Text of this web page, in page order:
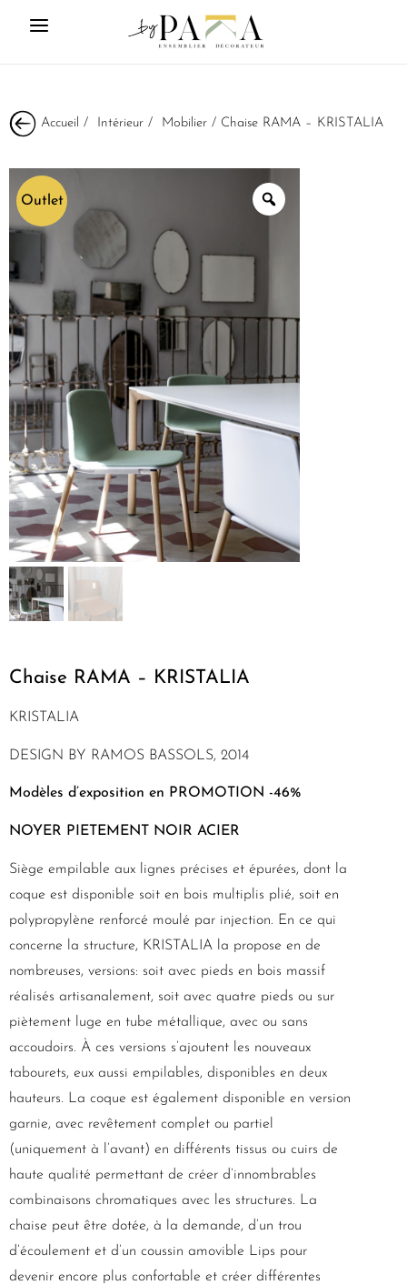
Accueil / Intérieur / Mobilier / Chaise RAMA – KRISTALIA
Outlet
Chaise RAMA – KRISTALIA
KRISTALIA
DESIGN BY RAMOS BASSOLS, 2014
Modèles d’exposition en PROMOTION -46%
NOYER PIETEMENT NOIR ACIER
Siège empilable aux lignes précises et épurées, dont la
coque est disponible soit en bois multiplis plié, soit en
polypropylène renforcé moulé par injection. En ce qui
concerne la structure, KRISTALIA la propose en de
nombreuses, versions: soit avec pieds en bois massif
réalisés artisanalement, soit avec quatre pieds ou sur
piètement luge en tube métallique, avec ou sans
accoudoirs. À ces versions s’ajoutent les nouveaux
tabourets, eux aussi empilables, disponibles en deux
hauteurs. La coque est également disponible en version
garnie, avec revêtement complet ou partiel
(uniquement à l’avant) en différents tissus ou cuirs de
haute qualité permettant de créer d’innombrables
combinaisons chromatiques avec les structures. La
chaise peut être dotée, à la demande, d’un trou
d’écoulement et d’un coussin amovible Lips pour
devenir encore plus confortable et créer différentes